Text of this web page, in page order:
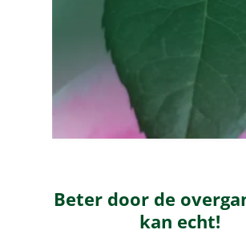
Beter door de
kan echt!